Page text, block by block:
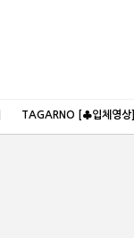
TAGARNO [♣입체영상]